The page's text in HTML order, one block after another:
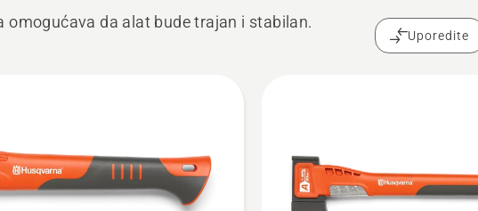
omogućava da alat bude trajan i stabilan.
Uporedite